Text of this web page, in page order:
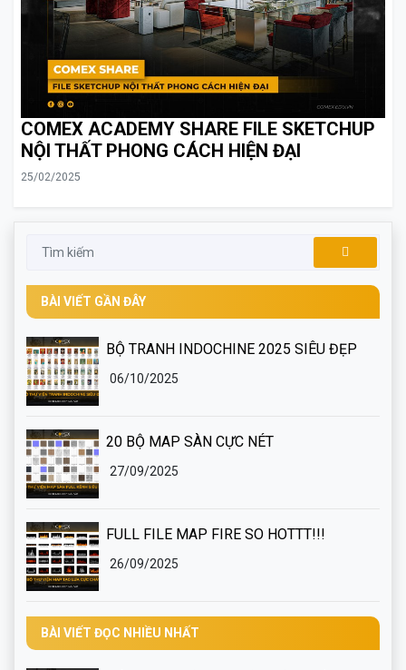
COMEX ACADEMY SHARE FILE SKETCHUP
NỘI THẤT PHONG CÁCH HIỆN ĐẠI
25/02/2025
BÀI VIẾT GẦN ĐÂY
BỘ TRANH INDOCHINE 2025 SIÊU ĐẸP
06/10/2025
20 BỘ MAP SÀN CỰC NÉT
27/09/2025
FULL FILE MAP FIRE SO HOTTT!!!
26/09/2025
BÀI VIẾT ĐỌC NHIỀU NHẤT